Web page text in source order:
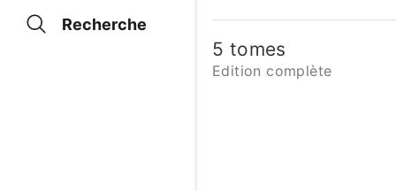
Recherche
5 tomes
Edition complète